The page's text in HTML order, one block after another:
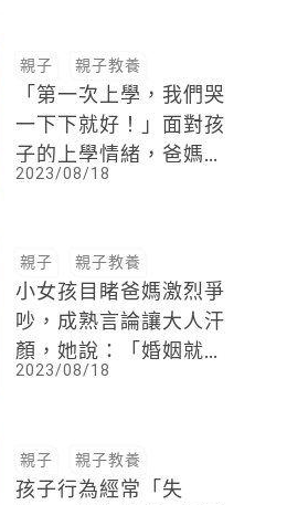
親子 親子教養
「第一次上學，我們哭
一下下就好！」面對孩
子的上學情緒，爸媽做
到這4點，能讓他們更
2023/08/18
親子 親子教養
小女孩目睹爸媽激烈爭
吵，成熟言論讓大人汗
顏，她說：「婚姻就是
溝通和相處，人與人彼
2023/08/18
親子 親子教養
孩子行為經常「失